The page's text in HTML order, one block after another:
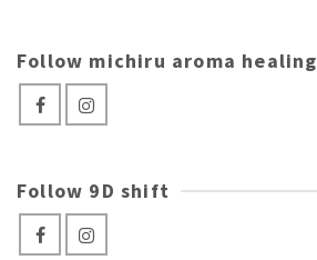
Follow michiru aroma healing
Follow 9D shift